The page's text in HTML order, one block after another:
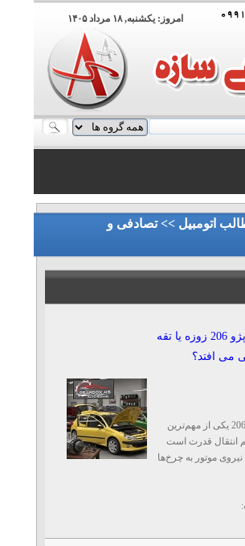
امروز: يکشنبه, ۱۸ مرداد ۱۴۰۵
۰۹۹۱۹۷۳۳۳۵۰
اتومبیل >> تصادفی و
اگر گیربکس پژو 206 زوزه یا تقه
می‌ افتد؟
گیربکس در پژو 206 یکی از مهم‌ترین
قدرت است
موتور به چرخ‌ها